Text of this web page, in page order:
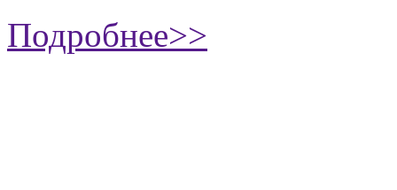
Подробнее>>